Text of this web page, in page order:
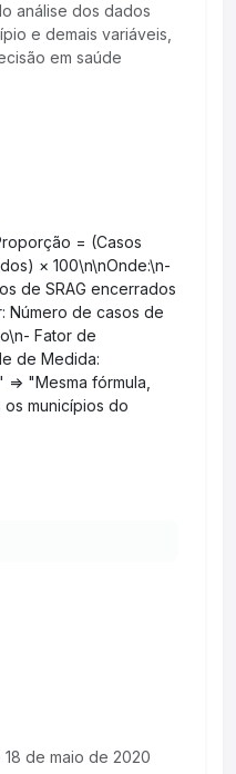
análise dos dados
e demais variáveis,
em saúde
= (Casos
× 100\n\nOnde:\n-
de SRAG encerrados
Número de casos de
Fator de
de Medida:
"Mesma fórmula,
municípios do